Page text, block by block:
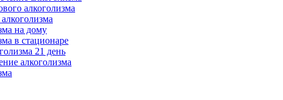
алкоголизма
на дому
в стационаре
21 день
алкоголизма